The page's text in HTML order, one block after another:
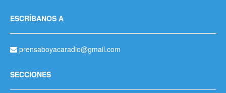
ESCRÍBANOS A
prensaboyacaradio@gmail.com
SECCIONES